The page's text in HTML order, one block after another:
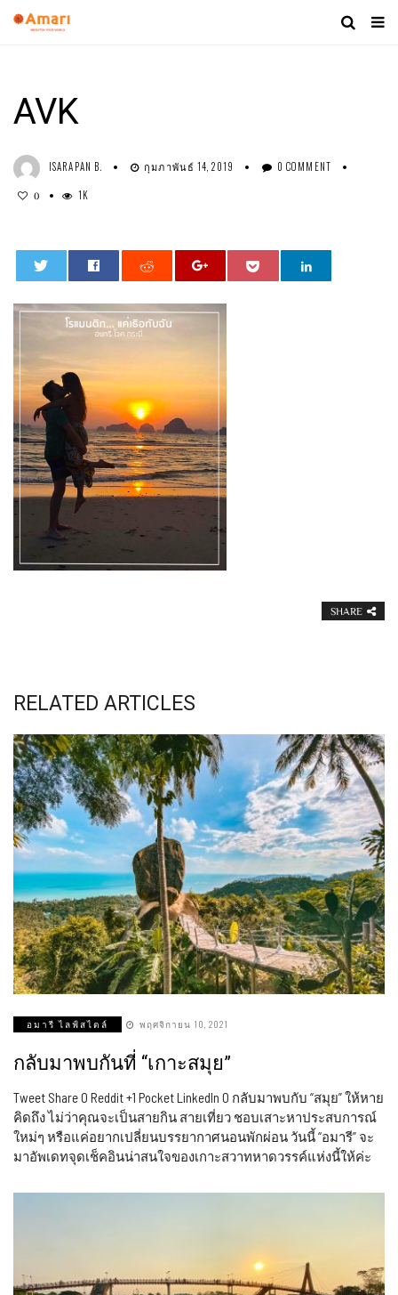
AVK
ISARAPAN B. กุมภาพันธ์ 14, 2019 0 COMMENT
0 1K
SHARE
RELATED ARTICLES
อมารี ไลฟ์สไตล์ พฤศจิกายน 10, 2021
กลับมาพบกันที่ “เกาะสมุย”
Tweet Share 0 Reddit +1 Pocket LinkedIn 0 กลับมาพบกับ “สมุย” ให้หาย
คิดถึง ไม่ว่าคุณจะเป็นสายกิน สายเที่ยว ชอบเสาะหาประสบการณ์
ใหม่ๆ หรือแค่อยากเปลี่ยนบรรยากาศนอนพักผ่อน วันนี้ “อมารี” จะ
มาอัพเดทจุดเช็คอินน่าสนใจของเกาะสวาทหาดวรรค์แห่งนี้ให้ค่ะ